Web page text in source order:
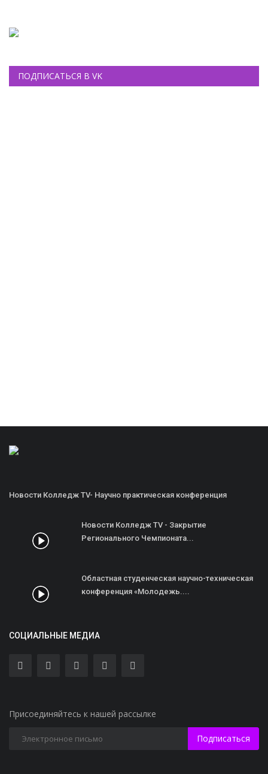
ПОДПИСАТЬСЯ В VK
Новости Колледж TV- Научно практическая конференция
Новости Колледж TV - Закрытие
Регионального Чемпионата...
Областная студенческая научно-техническая
конференция «Молодежь....
СОЦИАЛЬНЫЕ МЕДИА
Присоединяйтесь к нашей рассылке
Подписаться